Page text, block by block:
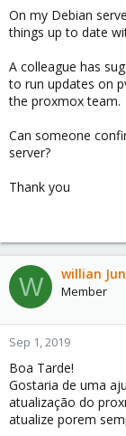
On my Debian
things up to date
A colleague has
to run updates on
the proxmox team.
Can someone
server?
Thank you
W willian
Member
Sep 1, 2019
Boa Tarde!
Gostaria de uma
atualização do
atualize porem